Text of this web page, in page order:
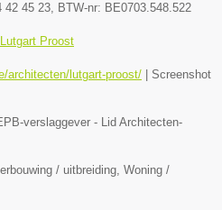
42 45 23, BTW-nr: BE0703.548.522
Proost
architecten/lutgart-proost/
Screenshot
verslaggever - Lid Architecten-
/ uitbreiding, Woning /